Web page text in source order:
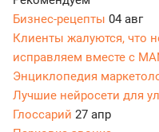
Бизнес-рецепты 04 авг
Клиенты жалуются, что
исправляем вместе с
Энциклопедия
Лучшие нейросети для
Глоссарий 27 апр